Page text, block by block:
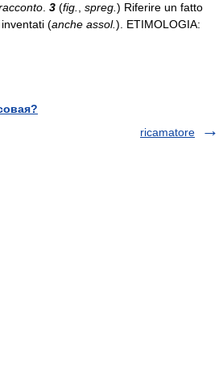
3 (fig. spreg. ) Riferire un fatto
(anche assol.). ETIMOLOGIA:
ricamatore